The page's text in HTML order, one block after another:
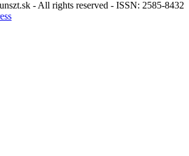
- All rights reserved - ISSN: 2585-8432